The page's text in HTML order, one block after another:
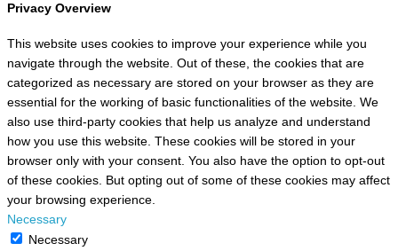
Privacy Overview
This website uses cookies to improve your experience while you
navigate through the website. Out of these, the cookies that are
categorized as necessary are stored on your browser as they are
essential for the working of basic functionalities of the website. We
also use third-party cookies that help us analyze and understand
how you use this website. These cookies will be stored in your
browser only with your consent. You also have the option to opt-out
of these cookies. But opting out of some of these cookies may affect
your browsing experience.
Necessary
Necessary